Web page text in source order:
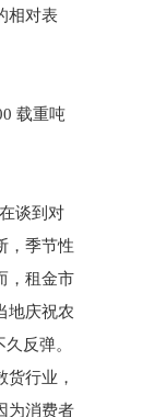
相对表
载重吨
谈到对
，季节性
，租金市
地庆祝农
反弹。
行业，
为消费者